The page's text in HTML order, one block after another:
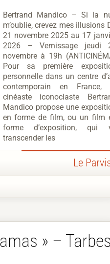
Bertrand Mandico – Si la
m’oublie, crevez mes illusions
21 novembre 2025 au 17
2026 – Vernissage jeudi
novembre à 19h
Pour sa première
personnelle dans un centre
contemporain en France,
cinéaste iconoclaste
Mandico propose une
en forme de film, ou un film
forme d’exposition, qui
transcender les
Le
» – Tarbes